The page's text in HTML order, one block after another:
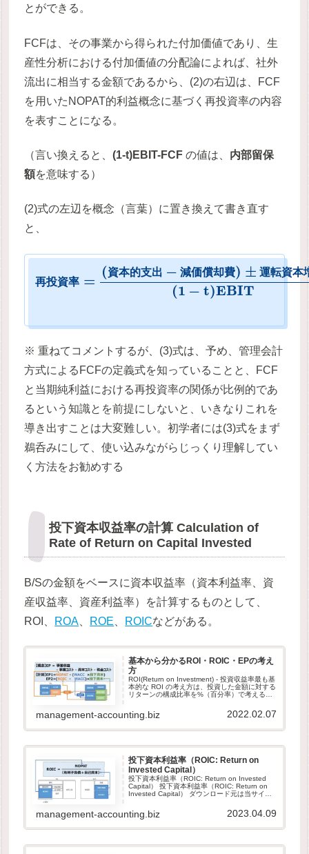
とができる。
FCFは、その事業から得られた付加価値であり、生
産性分析における付加価値の分配論によれば、社外
流出に相当する金額であるから、(2)の右辺は、FCF
を用いたNOPAT的利益概念に基づく再投資率の内容
を表すことになる。
（言い換えると、(1-t)EBIT-FCF の値は、 内部留保
額を意味する）
(2)式の左辺を概念（言葉）に置き換えて書き直す
と、
再投資率 =
(資本的支出 − 減価償却費) ± 運転資本
(1 − t)EBIT
※ 重ねてコメントするが、(3)式は、予め、管理会計
方式によるFCFの定義式を知っていることと、FCF
と当期純利益における再投資率の関係が比例的であ
るという知識とを前提にしないと、いきなりこれを
導き出すことは大変難しい。初学者には(3)式をまず
鵜呑みにして、使い込みながらじっくり理解してい
く方法をお勧めする
投下資本収益率の計算 Calculation of
Rate of Return on Capital Invested
B/Sの金額をベースに資本収益率（資本利益率、資
産収益率、資産利益率）を計算するものとして、
ROI、
ROA ROE ROICなどがある。
基本から分かるROI・ROIC・EPの考え
方
ROI(Return on Investment) - 投資収益率最も基
本的な ROI の考え方は、投資した金額に対する
リターンの構成比率を%（百分率）で考えると
ROI=\frac...
management-accounting.biz 2022.02.07
投下資本利益率（ROIC: Return on
Invested Capital）
投下資本利益率（ROIC: Return on Invested
Capital） 投下資本利益率（ROIC: Return on
Invested Capital） ダウンロード元は当サイト
セキ...
management-accounting.biz 2023.04.09